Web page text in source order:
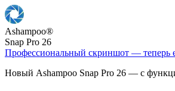
Ashampoo®
Snap Pro 26
Профессиональный скриншот — теперь
Новый Ashampoo Snap Pro 26 — с